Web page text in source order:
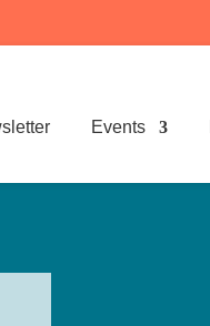
Events